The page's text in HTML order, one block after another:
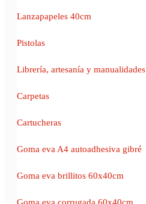
Lanzapapeles 40cm
Pistolas
Librería, artesanía y manualidades
Carpetas
Cartucheras
Goma eva A4 autoadhesiva gibré
Goma eva brillitos 60x40cm